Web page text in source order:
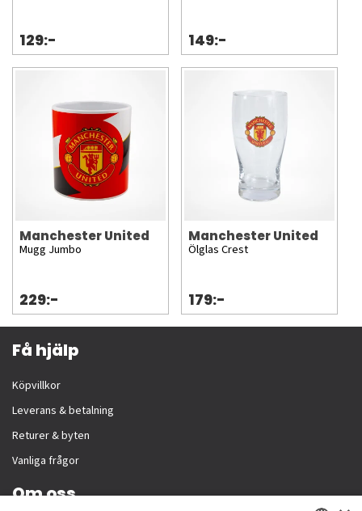
129:- 149:-
Manchester United
Mugg Jumbo
229:-
Manchester United
Ölglas Crest
179:-
Få hjälp
Köpvillkor
Leverans & betalning
Returer & byten
Vanliga frågor
Om oss